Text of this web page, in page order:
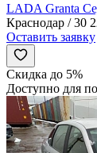
LADA Granta
Краснодар / 30
Оставить заявку
Скидка до 5%
Доступно для